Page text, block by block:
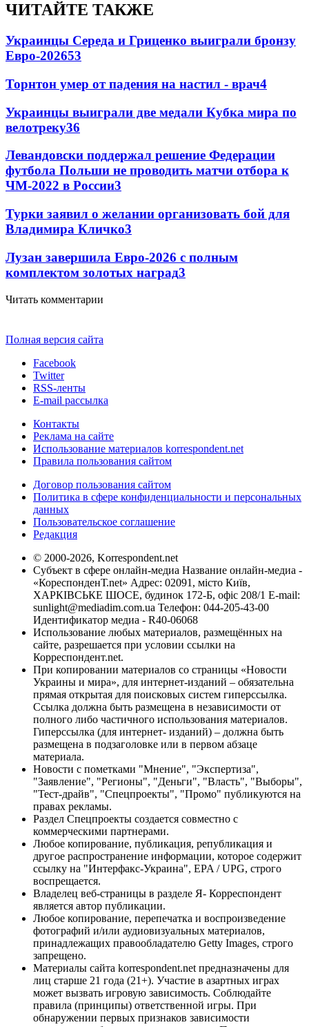
ЧИТАЙТЕ ТАКЖЕ
Украинцы Середа и Гриценко выиграли бронзу
Евро-202653
Торнтон умер от падения на настил - врач4
Украинцы выиграли две медали Кубка мира по
велотреку36
Левандовски поддержал решение Федерации
футбола Польши не проводить матчи отбора к
ЧМ-2022 в России3
Турки заявил о желании организовать бой для
Владимира Кличко3
Лузан завершила Евро-2026 с полным
комплектом золотых наград3
Читать комментарии
Полная версия сайта
Facebook
Twitter
RSS-ленты
E-mail рассылка
Контакты
Реклама на сайте
Использование материалов korrespondent.net
Правила пользования сайтом
Договор пользования сайтом
Политика в сфере конфиденциальности и персональных
данных
Пользовательское соглашение
Редакция
© 2000-2026, Korrespondent.net
Субъект в сфере онлайн-медиа Название онлайн-медиа -
«КореспонденТ.net» Адрес: 02091, місто Київ,
ХАРКІВСЬКЕ ШОСЕ, будинок 172-Б, офіс 208/1 E-mail:
sunlight@mediadim.com.ua Телефон: 044-205-43-00
Идентификатор медиа - R40-06068
Использование любых материалов, размещённых на
сайте, разрешается при условии ссылки на
Корреспондент.net.
При копировании материалов со страницы «Новости
Украины и мира», для интернет-изданий – обязательна
прямая открытая для поисковых систем гиперссылка.
Ссылка должна быть размещена в независимости от
полного либо частичного использования материалов.
Гиперссылка (для интернет- изданий) – должна быть
размещена в подзаголовке или в первом абзаце
материала.
Новости с пометками "Мнение", "Экспертиза",
"Заявление", "Регионы", "Деньги", "Власть", "Выборы",
"Тест-драйв", "Спецпроекты", "Промо" публикуются на
правах рекламы.
Раздел Спецпроекты создается совместно с
коммерческими партнерами.
Любое копирование, публикация, републикация и
другое распространение информации, которое содержит
ссылку на "Интерфакс-Украина", EPA / UPG, строго
воспрещается.
Владелец веб-страницы в разделе Я- Корреспондент
является автор публикации.
Любое копирование, перепечатка и воспроизведение
фотографий и/или аудиовизуальных материалов,
принадлежащих правообладателю Getty Images, строго
запрещено.
Материалы сайта korrespondent.net предназначены для
лиц старше 21 года (21+). Участие в азартных играх
может вызвать игровую зависимость. Соблюдайте
правила (принципы) ответственной игры. При
обнаружении первых признаков зависимости